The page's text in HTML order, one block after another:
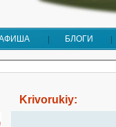
БЛОГИ
Krivorukiy: